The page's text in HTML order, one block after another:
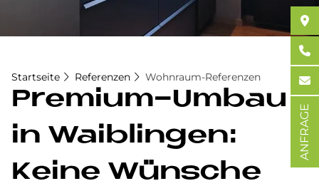
Startseite Referenzen Wohnraum-Referenzen
Pre­mi­um-Um­bau
in Waib­lin­gen:
Kei­ne Wün­sche
ANFRAGE